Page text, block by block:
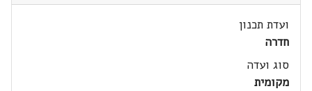
ועדת תכנון
חדרה
סוג ועדה
מקומית